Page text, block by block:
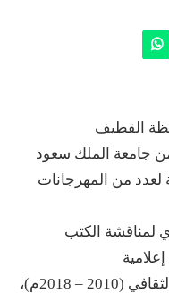
القطيف
جامعة الملك سعود
من المهرجانات
الكتب
عضو إداري في منتدى الثلاثاء الثقافي (2010 – 2018م)،